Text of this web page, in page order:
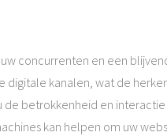
concurrenten en een
kanalen, wat de
de betrokkenheid en
kan helpen om uw